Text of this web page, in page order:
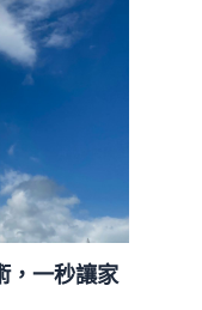
，一秒讓家